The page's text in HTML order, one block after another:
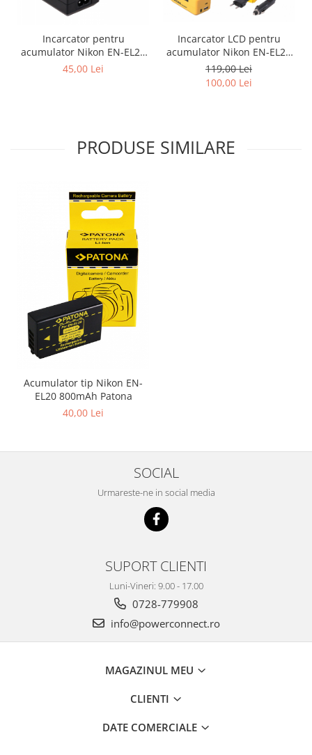
Incarcator pentru
acumulator Nikon EN-EL20
Patona
45,00 Lei
Incarcator LCD pentru
acumulator Nikon EN-EL20
Patona
119,00 Lei
100,00 Lei
PRODUSE SIMILARE
Acumulator tip Nikon EN-
EL20 800mAh Patona
40,00 Lei
SOCIAL
Urmareste-ne in social media
SUPORT CLIENTI
Luni-Vineri: 9.00 - 17.00
0728-779908
info@powerconnect.ro
MAGAZINUL MEU
CLIENTI
DATE COMERCIALE